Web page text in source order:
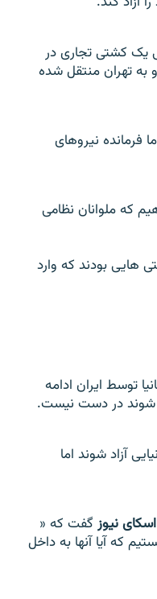
یک کشتی تجاری در
به تهران منتقل شده
فرمانده نیروهای
که ملوانان نظامی
هایی بودند که وارد
۱۵ ملوان بازداشتی بريتانيا توسط ايران ادامه
می شوند در دست نيست.
آزاد شوند اما
اسکای نيوز گفت که «
که آيا آنها به داخل